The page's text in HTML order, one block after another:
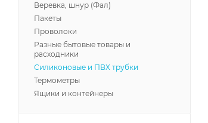
Веревка, шнур (Фал)
Пакеты
Проволоки
Разные бытовые товары и
расходники
Силиконовые и ПВХ трубки
Термометры
Ящики и контейнеры